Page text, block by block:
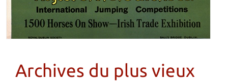
Archives du plus vieux